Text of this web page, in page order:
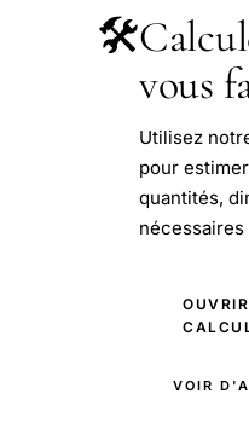
🛠️
vous
Utilisez
pour
quantités,
VOIR